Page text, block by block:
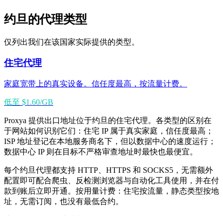
约旦的代理类型
仅列出我们在该国家实际提供的类型。
住宅代理
家庭宽带上的真实设备。信任度最高，按流量计费。
低至 $1.60/GB
Proxya 提供出口地址位于约旦的住宅代理。各类型的区别在
于网站如何识别它们：住宅 IP 属于真实家庭，信任度最高；
ISP 地址登记在本地服务商名下，但以数据中心的速度运行；
数据中心 IP 则在目标不严格审查地址时最快也最便宜。
每个约旦代理都支持 HTTP、HTTPS 和 SOCKS5，无需额外
配置即可配合爬虫、反检测浏览器与自动化工具使用，并在付
款到账后立即开通。按用量计费：住宅按流量，静态类型按地
址，无需订阅，也没有最低合约。